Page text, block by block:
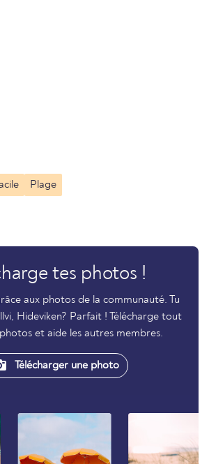
Plage
tes photos !
aux photos de la communauté. Tu
Hideviken? Parfait ! Télécharge tout
et aide les autres membres.
Télécharger une photo